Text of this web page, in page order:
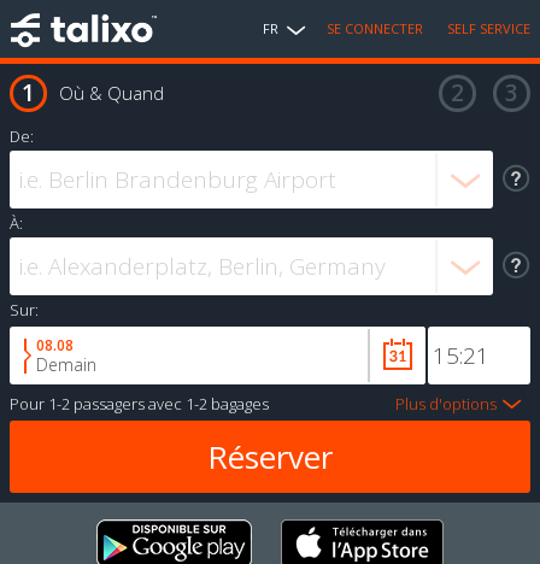
FR SE CONNECTER SELF SERVICE
Où & Quand
De:
À:
Sur:
08.08
Demain
Pour 1-2 passagersavec 1-2 bagages Plus d'options